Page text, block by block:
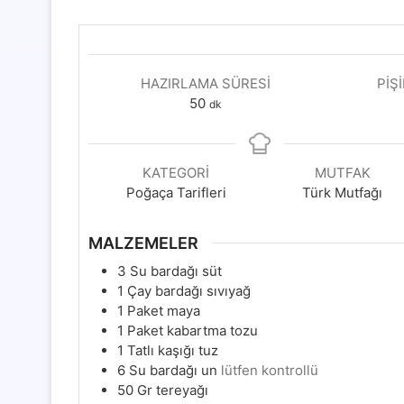
HAZIRLAMA SÜRESI
50dakika
dk
KATEGORI
Poğaça Tarifleri
MUTFAK
Türk Mutfağı
MALZEMELER
3 Su bardağı süt
1 Çay bardağı sıvıyağ
1 Paket maya
1 Paket kabartma tozu
1 Tatlı kaşığı tuz
6 Su bardağı un lütfen kontrollü
50 Gr tereyağı